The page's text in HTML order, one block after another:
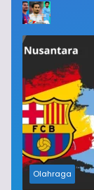
Olahraga